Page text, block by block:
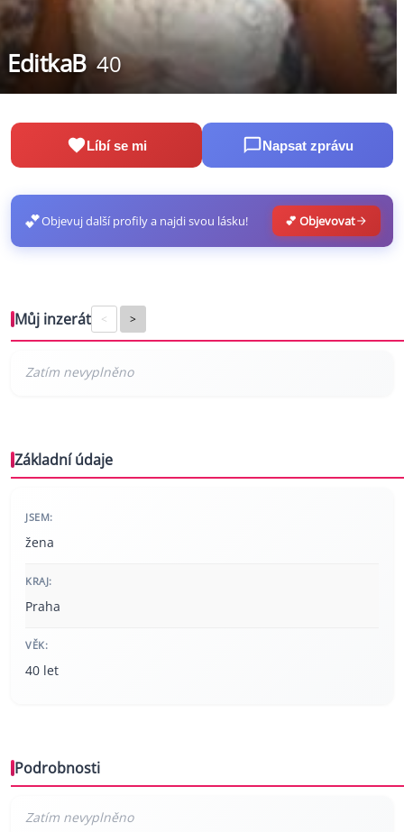
EditkaB 40
Líbí se mi Napsat zprávu
💕Objevuj další profily a najdi svou lásku! 💕 Objevovat
Můj inzerát < >
Základní údaje
JSEM:
žena
KRAJ:
Praha
VĚK:
40 let
Podrobnosti